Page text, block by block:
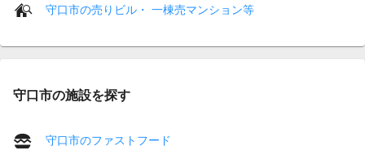
守口市の売りビル・ 一棟売マンション等
守口市の施設を探す
守口市のファストフード